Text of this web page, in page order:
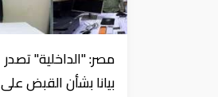
مصر: "الداخلية" تصدر
بيانا بشأن القبض على